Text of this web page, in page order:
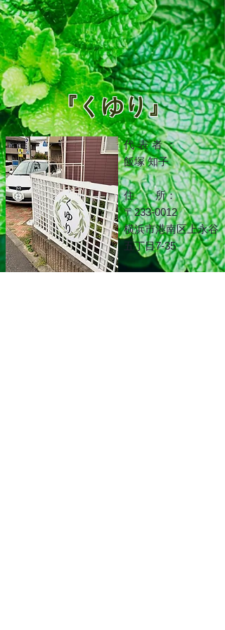
『くゆり』
代表者：
飯塚 知子
住 所：
〒233-0012
横浜市港南区上永谷
五丁目7-35